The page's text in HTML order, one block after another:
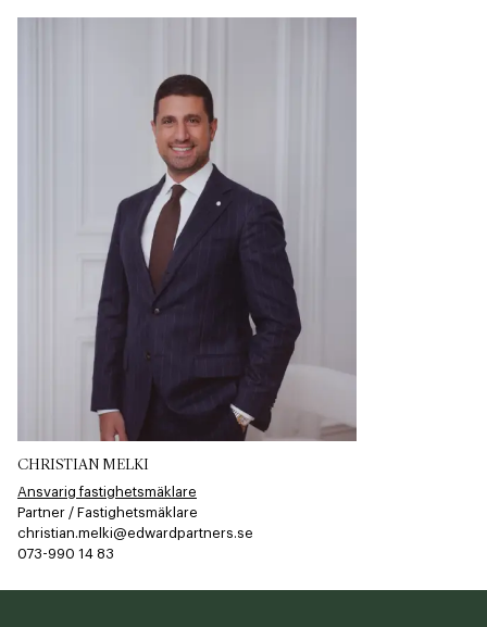
CHRISTIAN MELKI
Ansvarig fastighetsmäklare
Partner / Fastighetsmäklare
christian.melki@edwardpartners.se
073-990 14 83